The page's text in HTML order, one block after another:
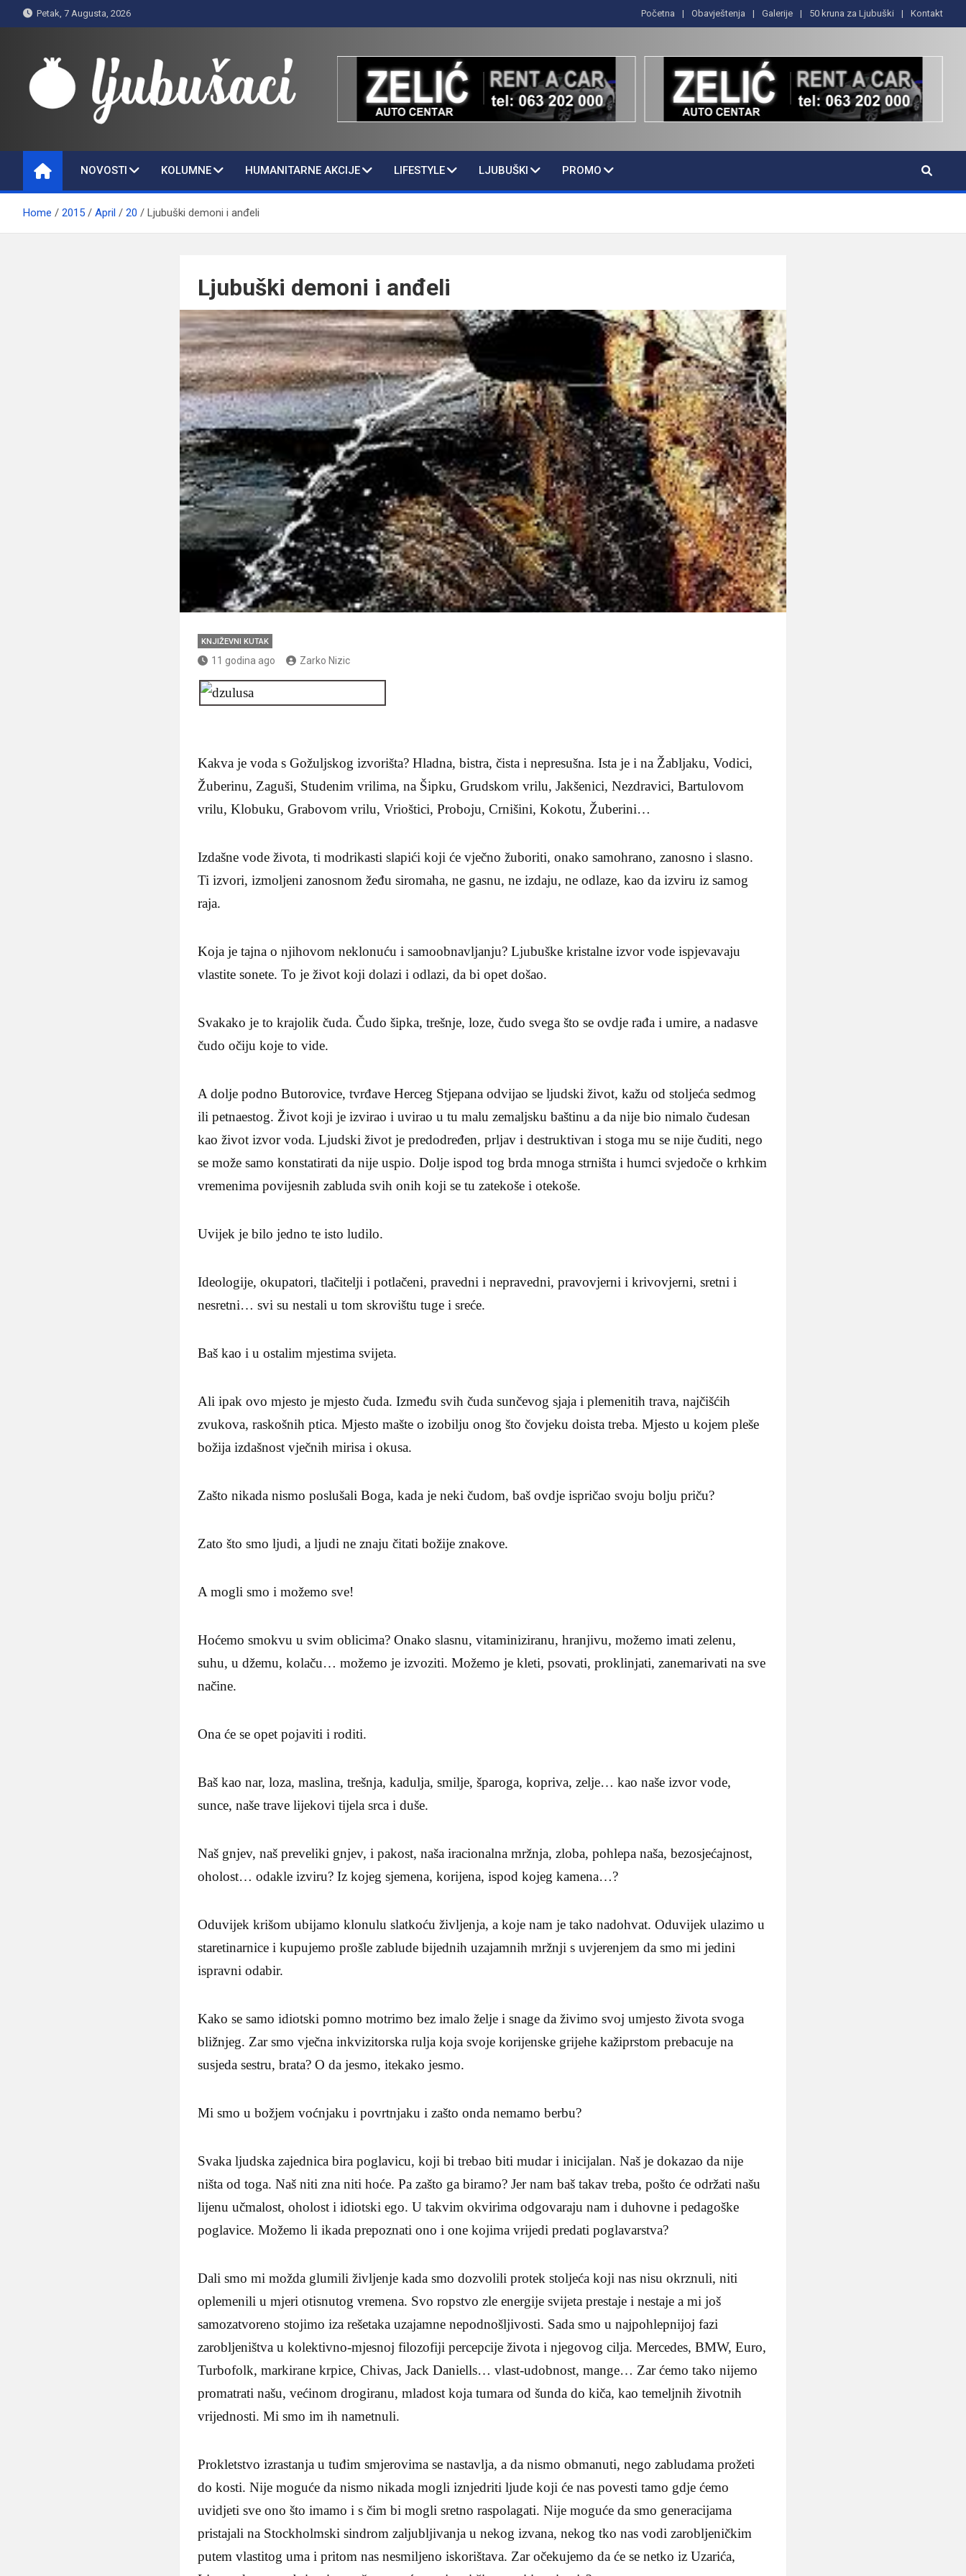
to
Petak, 7 Augusta, 2026 Početna Obavještenja Galerije 50 kruna za Ljubuški Kontakt
Ljubušaci
NOVOSTI KOLUMNE HUMANITARNE AKCIJE LIFESTYLE LJUBUŠKI PROMO
Home 2015 April 20 Ljubuški demoni i anđeli
Ljubuški demoni i anđeli
KNJIŽEVNI KUTAK
11 godina ago Zarko Nizic
Kakva je voda s Gožuljskog izvorišta? Hladna, bistra, čista i nepresušna. Ista je i na Žabljaku, Vodici,
Žuberinu, Zaguši, Studenim vrilima, na Šipku, Grudskom vrilu, Jakšenici, Nezdravici, Bartulovom
vrilu, Klobuku, Grabovom vrilu, Vrioštici, Proboju, Crnišini, Kokotu, Žuberini…
Izdašne vode života, ti modrikasti slapići koji će vječno žuboriti, onako samohrano, zanosno i slasno.
Ti izvori, izmoljeni zanosnom žeđu siromaha, ne gasnu, ne izdaju, ne odlaze, kao da izviru iz samog
raja.
Koja je tajna o njihovom neklonuću i samoobnavljanju? Ljubuške kristalne izvor vode ispjevavaju
vlastite sonete. To je život koji dolazi i odlazi, da bi opet došao.
Svakako je to krajolik čuda. Čudo šipka, trešnje, loze, čudo svega što se ovdje rađa i umire, a nadasve
čudo očiju koje to vide.
A dolje podno Butorovice, tvrđave Herceg Stjepana odvijao se ljudski život, kažu od stoljeća sedmog
ili petnaestog. Život koji je izvirao i uvirao u tu malu zemaljsku baštinu a da nije bio nimalo čudesan
kao život izvor voda. Ljudski život je predodređen, prljav i destruktivan i stoga mu se nije čuditi, nego
se može samo konstatirati da nije uspio. Dolje ispod tog brda mnoga strništa i humci svjedoče o krhkim
vremenima povijesnih zabluda svih onih koji se tu zatekoše i otekoše.
Uvijek je bilo jedno te isto ludilo.
Ideologije, okupatori, tlačitelji i potlačeni, pravedni i nepravedni, pravovjerni i krivovjerni, sretni i
nesretni… svi su nestali u tom skrovištu tuge i sreće.
Baš kao i u ostalim mjestima svijeta.
Ali ipak ovo mjesto je mjesto čuda. Između svih čuda sunčevog sjaja i plemenitih trava, najčišćih
zvukova, raskošnih ptica. Mjesto mašte o izobilju onog što čovjeku doista treba. Mjesto u kojem pleše
božija izdašnost vječnih mirisa i okusa.
Zašto nikada nismo poslušali Boga, kada je neki čudom, baš ovdje ispričao svoju bolju priču?
Zato što smo ljudi, a ljudi ne znaju čitati božije znakove.
A mogli smo i možemo sve!
Hoćemo smokvu u svim oblicima? Onako slasnu, vitaminiziranu, hranjivu, možemo imati zelenu,
suhu, u džemu, kolaču… možemo je izvoziti. Možemo je kleti, psovati, proklinjati, zanemarivati na sve
načine.
Ona će se opet pojaviti i roditi.
Baš kao nar, loza, maslina, trešnja, kadulja, smilje, šparoga, kopriva, zelje… kao naše izvor vode,
sunce, naše trave lijekovi tijela srca i duše.
Naš gnjev, naš preveliki gnjev, i pakost, naša iracionalna mržnja, zloba, pohlepa naša, bezosjećajnost,
oholost… odakle izviru? Iz kojeg sjemena, korijena, ispod kojeg kamena…?
Oduvijek krišom ubijamo klonulu slatkoću življenja, a koje nam je tako nadohvat. Oduvijek ulazimo u
staretinarnice i kupujemo prošle zablude bijednih uzajamnih mržnji s uvjerenjem da smo mi jedini
ispravni odabir.
Kako se samo idiotski pomno motrimo bez imalo želje i snage da živimo svoj umjesto života svoga
bližnjeg. Zar smo vječna inkvizitorska rulja koja svoje korijenske grijehe kažiprstom prebacuje na
susjeda sestru, brata? O da jesmo, itekako jesmo.
Mi smo u božjem voćnjaku i povrtnjaku i zašto onda nemamo berbu?
Svaka ljudska zajednica bira poglavicu, koji bi trebao biti mudar i inicijalan. Naš je dokazao da nije
ništa od toga. Naš niti zna niti hoće. Pa zašto ga biramo? Jer nam baš takav treba, pošto će održati našu
lijenu učmalost, oholost i idiotski ego. U takvim okvirima odgovaraju nam i duhovne i pedagoške
poglavice. Možemo li ikada prepoznati ono i one kojima vrijedi predati poglavarstva?
Dali smo mi možda glumili življenje kada smo dozvolili protek stoljeća koji nas nisu okrznuli, niti
oplemenili u mjeri otisnutog vremena. Svo ropstvo zle energije svijeta prestaje i nestaje a mi još
samozatvoreno stojimo iza rešetaka uzajamne nepodnošljivosti. Sada smo u najpohlepnijoj fazi
zarobljeništva u kolektivno-mjesnoj filozofiji percepcije života i njegovog cilja. Mercedes, BMW, Euro,
Turbofolk, markirane krpice, Chivas, Jack Daniells… vlast-udobnost, mange… Zar ćemo tako nijemo
promatrati našu, većinom drogiranu, mladost koja tumara od šunda do kiča, kao temeljnih životnih
vrijednosti. Mi smo im ih nametnuli.
Prokletstvo izrastanja u tuđim smjerovima se nastavlja, a da nismo obmanuti, nego zabludama prožeti
do kosti. Nije moguće da nismo nikada mogli iznjedriti ljude koji će nas povesti tamo gdje ćemo
uvidjeti sve ono što imamo i s čim bi mogli sretno raspolagati. Nije moguće da smo generacijama
pristajali na Stockholmski sindrom zaljubljivanja u nekog izvana, nekog tko nas vodi zarobljeničkim
putem vlastitog uma i pritom nas nesmiljeno iskorištava. Zar očekujemo da će se netko iz Uzarića,